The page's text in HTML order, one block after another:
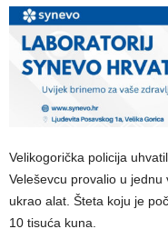
Velikogorička policija
Veleševcu provalio u
ukrao alat. Šteta koju je
10 tisuća kuna.